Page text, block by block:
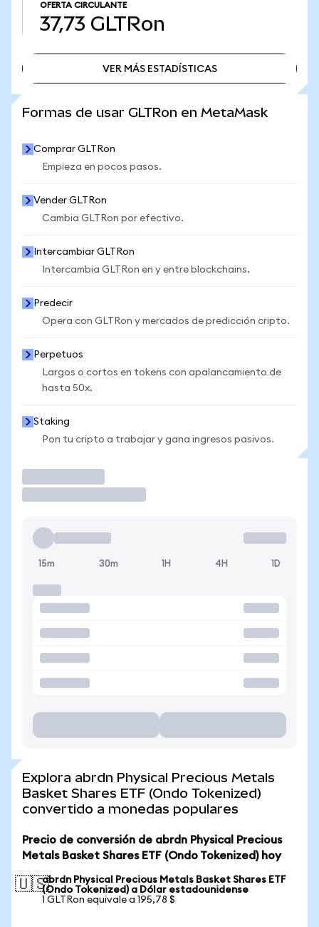
OFERTA CIRCULANTE
37,73 GLTRon
VER MÁS ESTADÍSTICAS
Formas de usar GLTRon en MetaMask
Comprar GLTRon
Empieza en pocos pasos.
Vender GLTRon
Cambia GLTRon por efectivo.
Intercambiar GLTRon
Intercambia GLTRon en y entre blockchains.
Predecir
Opera con GLTRon y mercados de predicción cripto.
Perpetuos
Largos o cortos en tokens con apalancamiento de
hasta 50x.
Staking
Pon tu cripto a trabajar y gana ingresos pasivos.
15m 30m 1H 4H 1D
Explora abrdn Physical Precious Metals
Basket Shares ETF (Ondo Tokenized)
convertido a monedas populares
Precio de conversión de abrdn Physical Precious
Metals Basket Shares ETF (Ondo Tokenized) hoy
🇺🇸abrdn Physical Precious Metals Basket Shares ETF
(Ondo Tokenized) a Dólar estadounidense
1 GLTRon equivale a 195,78 $